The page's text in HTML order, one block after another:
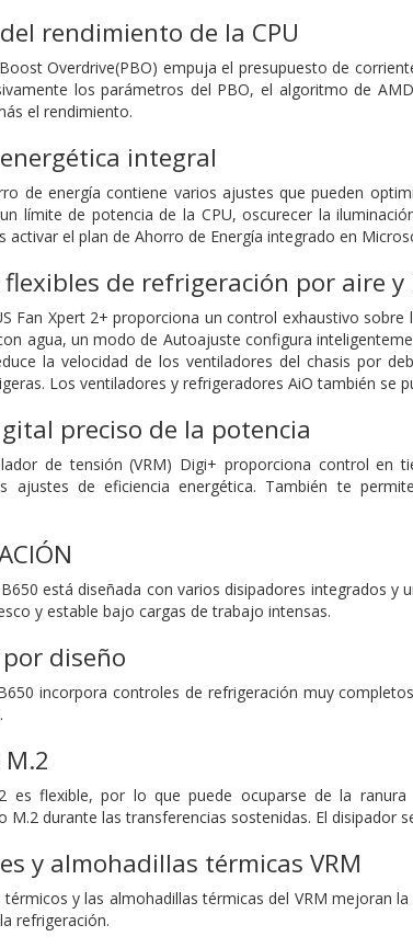
rendimiento de la CPU
Overdrive(PBO) empuja el presupuesto de
los parámetros del PBO, el algoritmo de
el rendimiento.
integral
de energía contiene varios ajustes que pueden
límite de potencia de la CPU, oscurecer la
activar el plan de Ahorro de Energía integrado en
de refrigeración por aire
Fan Xpert 2+ proporciona un control exhaustivo
agua, un modo de Autoajuste configura
la velocidad de los ventiladores del chasis por
Los ventiladores y refrigeradores AiO también se
preciso de la potencia
de tensión (VRM) Digi+ proporciona control en
ajustes de eficiencia energética. También te
está diseñada con varios disipadores integrados
y estable bajo cargas de trabajo intensas.
diseño
incorpora controles de refrigeración muy
es flexible, por lo que puede ocuparse de la
M.2 durante las transferencias sostenidas. El disipador
y almohadillas térmicas VRM
térmicos y las almohadillas térmicas del VRM mejoran
refrigeración.